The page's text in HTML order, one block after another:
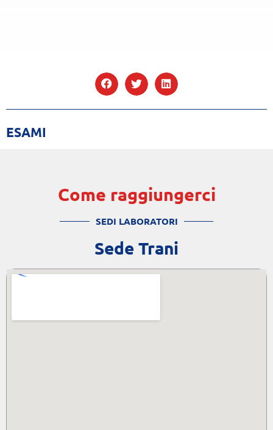
ESAMI
Come raggiungerci
SEDI LABORATORI
Sede Trani